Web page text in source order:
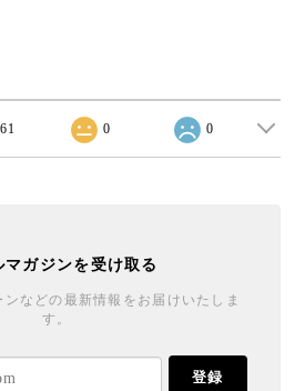
0 0
マガジンを受け取る
などの最新情報をお届けいたしま
す。
登録